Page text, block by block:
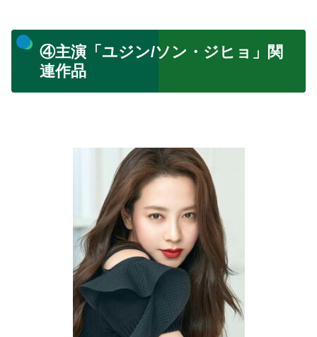
④主演「ユジン/ソン・ジヒョ」関
連作品